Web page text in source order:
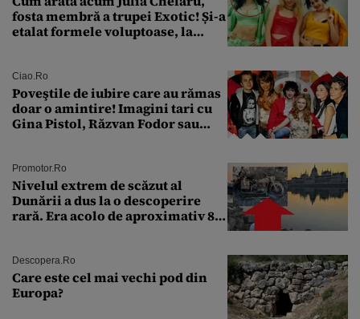
fosta membră a trupei Exotic! Și-a
etalat formele voluptoase, la
Ciao.ro
Poveştile de iubire care au rămas
doar o amintire! Imagini tari cu
Gina Pistol, Răzvan Fodor sau
Promotor.ro
Nivelul extrem de scăzut al
Dunării a dus la o descoperire
rară. Era acolo de aproximativ 80
Descopera.ro
Care este cel mai vechi pod din
Europa?